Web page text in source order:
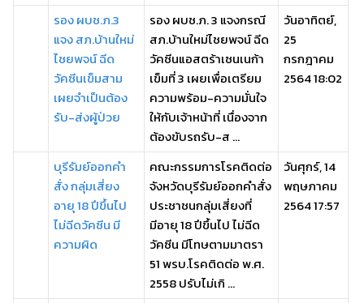
รอง ผบช.ภ.3
แจง สภ.บ้านใหม่
ไชยพจน์ ฉีด
วัคซีนเข็มสาม
เผยจำเป็นต้อง
รับ-ส่งผู้ป่วย
รอง ผบช.ภ. 3 แจงกรณี
สภ.บ้านใหม่ไชยพจน์ ฉีด
วัคซีนแอสตร้าเซนเนก้า
เข็มที่ 3 เผยเพื่อเตรียม
ความพร้อม-ความมั่นใจ
ให้กับเจ้าหน้าที่ เนื่องจาก
ต้องขับรถรับ-ส ...
วันอาทิตย์,
25
กรกฎาคม
2564 18:02
บุรีรัมย์ออกคำ
สั่ง กลุ่มเสี่ยง
อายุ 18 ปีขึ้นไป
ไม่ฉีดวัคซีน มี
ความผิด
คณะกรรมการโรคติดต่อ
จังหวัดบุรีรัมย์ออกคำสั่ง
ประชาชนกลุ่มเสี่ยงที่
มีอายุ 18 ปีขึ้นไป ไม่ฉีด
วัคซีน มีโทษตามมาตรา
51 พรบ.โรคติดต่อ พ.ศ.
2558 ปรับไม่เกิ ...
วันศุกร์, 14
พฤษภาคม
2564 17:57